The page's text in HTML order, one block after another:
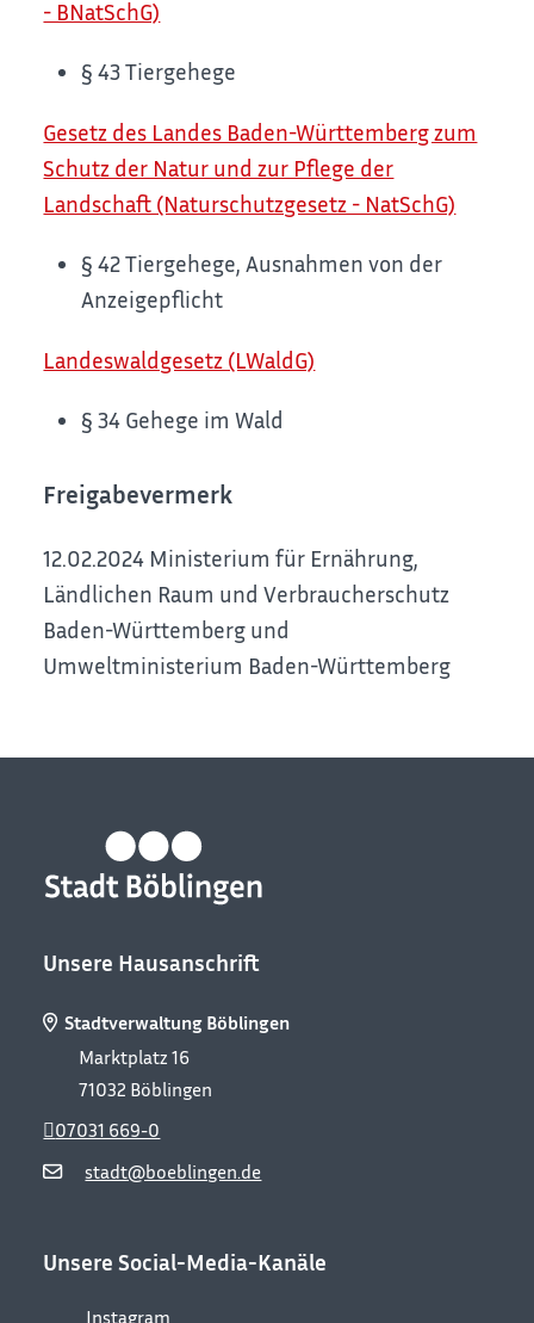
- BNatSchG)
§ 43Tiergehege
Gesetz des Landes Baden-Württemberg zum
Schutz der Natur und zur Pflege der
Landschaft (Naturschutzgesetz - NatSchG)
§ 42Tiergehege, Ausnahmen von der
Anzeigepflicht
Landeswaldgesetz (LWaldG)
§ 34 Gehege im Wald
Freigabevermerk
12.02.2024 Ministerium für Ernährung,
Ländlichen Raum und Verbraucherschutz
Baden-Württemberg und
Umweltministerium Baden-Württemberg
Unsere Hausanschrift
Stadtverwaltung Böblingen
Marktplatz 16
71032 Böblingen
stadt@boeblingen.de
07031 669-0
Unsere Social-Media-Kanäle
Instagram